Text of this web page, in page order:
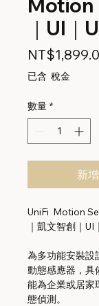
Motion
｜UI｜
已含 稅金
數量 *
新
UniFi Motion
｜凱文智創｜
為多功能安裝設
動態感應器，具
能為企業或居家
態偵測。